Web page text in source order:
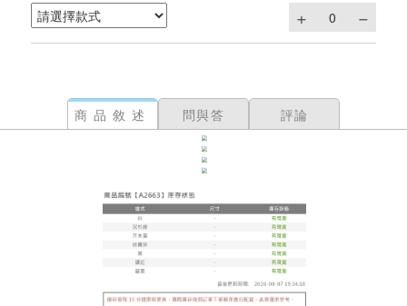
商品敘述 問與答 評論